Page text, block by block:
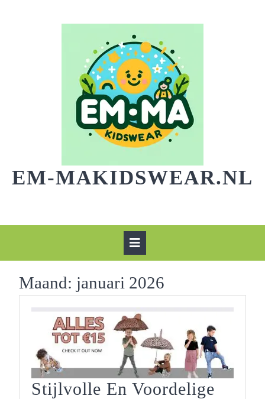
EM-MAKIDSWEAR.NL
Maand: januari 2026
Stijlvolle En Voordelige